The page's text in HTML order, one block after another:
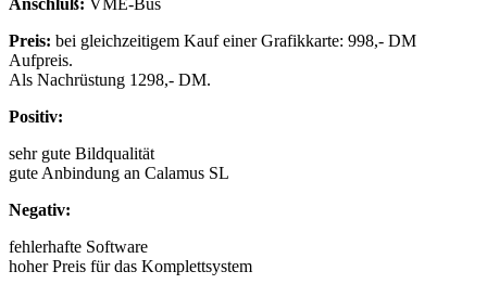
Anschluß: VME-Bus
Preis: bei gleichzeitigem Kauf einer Grafikkarte: 998,- DM
Aufpreis.
Als Nachrüstung 1298,- DM.
Positiv:
sehr gute Bildqualität
gute Anbindung an Calamus SL
Negativ:
fehlerhafte Software
hoher Preis für das Komplettsystem